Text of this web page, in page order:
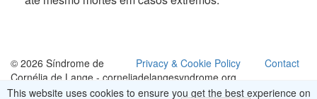
Privacy & Cookie Policy Contact
© 2026 Síndrome de
Cornélia de Lange - corneliadelangesyndrome.org
This website uses cookies to ensure you get the best experience on